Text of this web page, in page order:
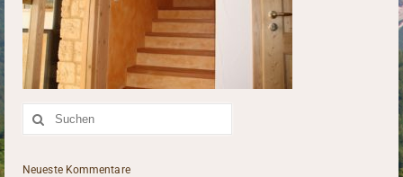
Suche
nach:
Neueste Kommentare